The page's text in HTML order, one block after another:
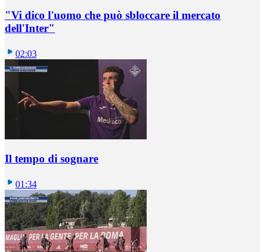
"Vi dico l'uomo che può sbloccare il mercato
dell'Inter"
02:03
Il tempo di sognare
01:34